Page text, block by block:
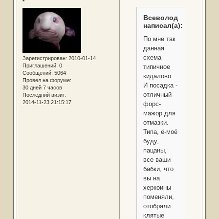
*
Зарегистрирован: 2010-01-14
Приглашений: 0
Сообщений: 5064
Провел на форуме:
30 дней 7 часов
Последний визит:
2014-11-23 21:15:17
Всеволод
написал(а):
По мне так
данная
схема
типичное
кидалово.
И посадка -
отличный
форс-
мажор для
отмазки.
Типа, ё-моё
буду,
пацаны,
все ваши
бабки, что
вы на
херкоины
поменяли,
отобрали
клятые